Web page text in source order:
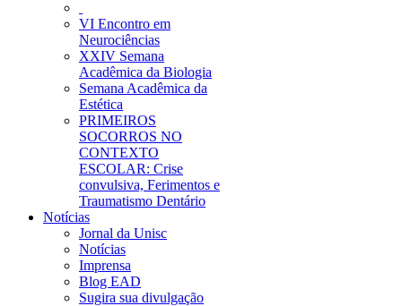
VI Encontro em
Neurociências
XXIV Semana
Acadêmica da Biologia
Semana Acadêmica da
Estética
PRIMEIROS
SOCORROS NO
CONTEXTO
ESCOLAR: Crise
convulsiva, Ferimentos e
Traumatismo Dentário
Notícias
Jornal da Unisc
Notícias
Imprensa
Blog EAD
Sugira sua divulgação